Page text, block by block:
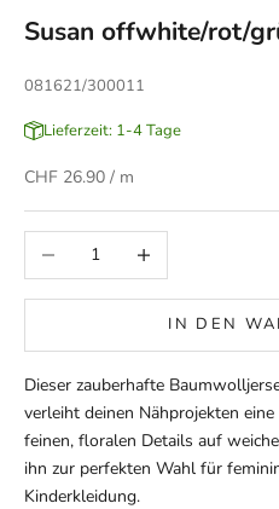
Susan offwhite/rot/
081621/300011
Lieferzeit: 1-4 Tage
Angebot
CHF 26.90 / m
Anzahl verringernAnzahl erhöhen
IN DEN
Dieser zauberhafte
verleiht deinen Nähprojekten
feinen, floralen Details auf
ihn zur perfekten Wahl für
Kinderkleidung.